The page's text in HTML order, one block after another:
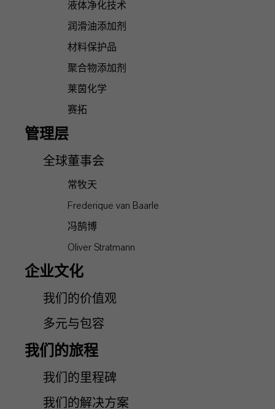
液体净化技术
润滑油添加剂
材料保护品
聚合物添加剂
莱茵化学
赛拓
管理层
全球董事会
常牧天
Frederique van Baarle
冯鹄博
Oliver Stratmann
企业文化
我们的价值观
多元与包容
我们的旅程
我们的里程碑
我们的解决方案